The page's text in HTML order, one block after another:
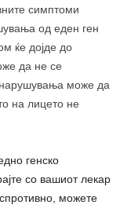
симптоми
од еден ген
ќе дојде до
да не се
нарушувања може да
на лицето не
генско
со вашиот лекар
можете